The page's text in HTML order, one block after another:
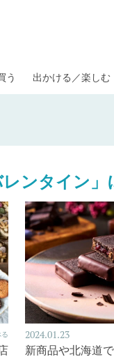
う 出かける／楽しむ
レンタイン
2024.01.23
新商品や北海道